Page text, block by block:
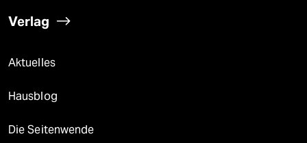
Verlag
Aktuelles
Hausblog
Die Seitenwende